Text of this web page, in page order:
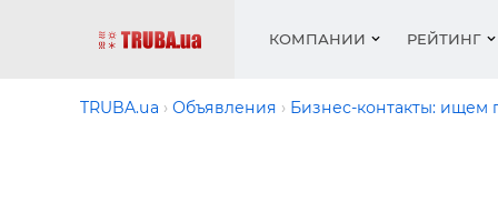
КОМПАНИИ РЕЙТИНГ
TRUBA.ua Объявления Бизнес-контакты: